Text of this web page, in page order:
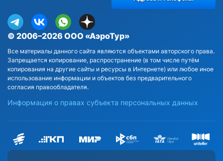
© 2006–2026 ООО «АэроТур»
Все материалы данного сайта являются объектами авторского права.
Запрещается копирование, распространение (в том числе путём
копирования на другие сайты и ресурсы в Интернете) или любое иное
использование информации и объектов без предварительного
согласия правообладателя.
Информация о правах субъекта персональных данных